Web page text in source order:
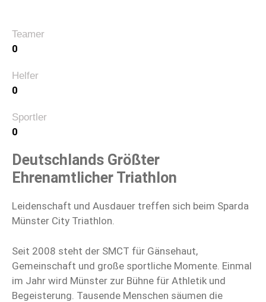
Teamer
0
Helfer
0
Sportler
0
Deutschlands Größter
Ehrenamtlicher Triathlon
Leidenschaft und Ausdauer treffen sich beim Sparda
Münster City Triathlon.
Seit 2008 steht der SMCT für Gänsehaut,
Gemeinschaft und große sportliche Momente. Einmal
im Jahr wird Münster zur Bühne für Athletik und
Begeisterung. Tausende Menschen säumen die